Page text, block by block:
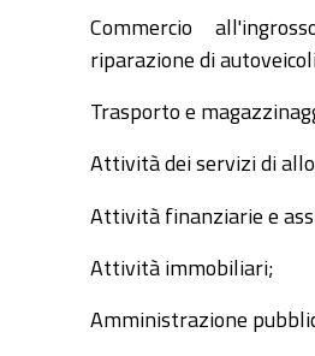
Commercio
riparazione di
Trasporto e
Attività dei servizi di
Attività finanziarie e
Attività immobiliari;
Amministrazione